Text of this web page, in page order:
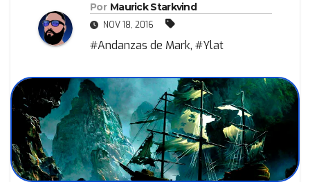
Por Maurick Starkvind
NOV 18, 2016
#Andanzas de Mark, #Ylat